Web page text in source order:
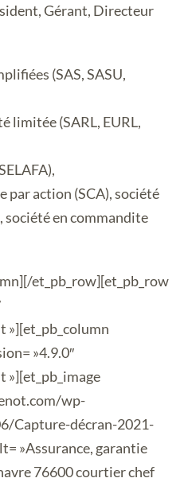
Gérant, Directeur
(SAS, SASU,
limitée (SARL, EURL,
par action (SCA), société
société en commandite
et_pb_row][et_pb_row
»][et_pb_column
»4.9.0″
»][et_pb_image
wp-
Capture-décran-2021-
»Assurance, garantie
76600 courtier chef